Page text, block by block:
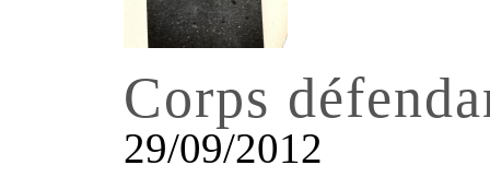
Corps
29/09/2012